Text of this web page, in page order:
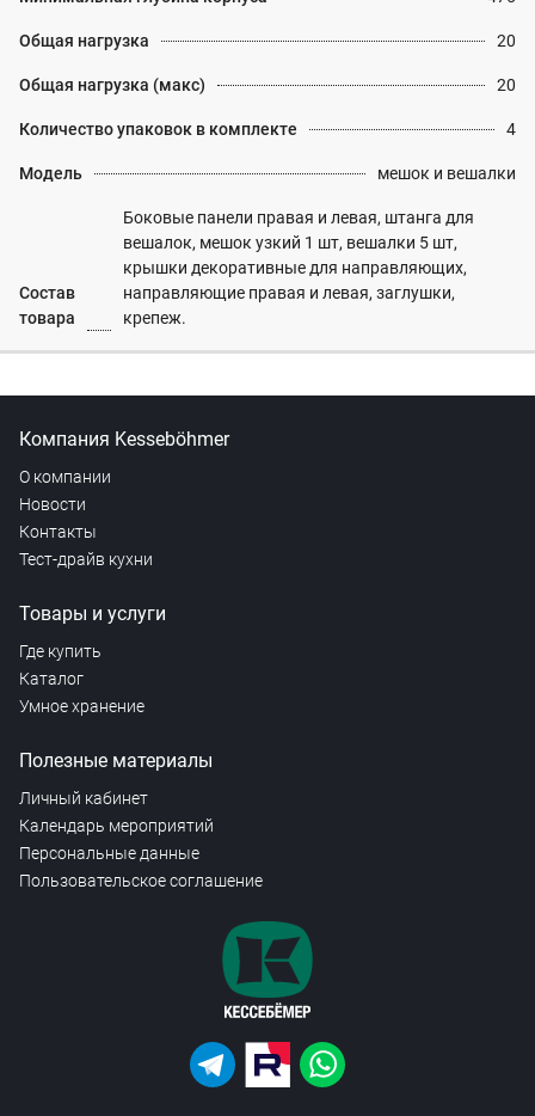
Общая нагрузка 20
Общая нагрузка (макс) 20
Количество упаковок в комплекте 4
Модель мешок и вешалки
Состав
товара
Боковые панели правая и левая, штанга для
вешалок, мешок узкий 1 шт, вешалки 5 шт,
крышки декоративные для направляющих,
направляющие правая и левая, заглушки,
крепеж.
Компания Kesseböhmer
О компании
Новости
Контакты
Тест-драйв кухни
Товары и услуги
Где купить
Каталог
Умное хранение
Полезные материалы
Личный кабинет
Календарь мероприятий
Персональные данные
Пользовательское соглашение